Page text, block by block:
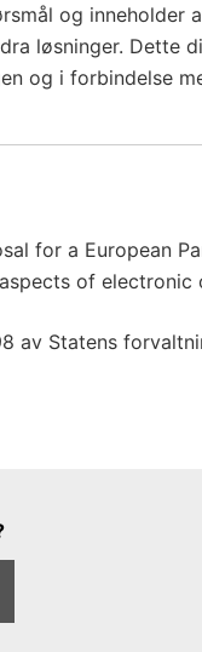
og inneholder
løsninger. Dette
og i forbindelse
for a European
of electronic
av Statens